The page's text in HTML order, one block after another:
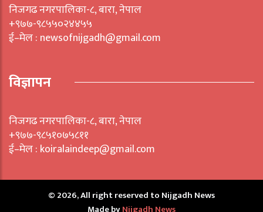
निजगढ नगरपालिका-८, बारा, नेपाल
+९७७-९८५५०२४४५५
ई–मेल : newsofnijgadh@gmail.com
विज्ञापन
निजगढ नगरपालिका-८, बारा, नेपाल
+९७७-९८५१०७५८११
ई–मेल : koiralaindeep@gmail.com
© 2026, All right reserved to Nijgadh News